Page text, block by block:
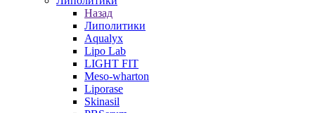
Назад
Липолитики
Aqualyx
Lipo Lab
LIGHT FIT
Meso-wharton
Liporase
Skinasil